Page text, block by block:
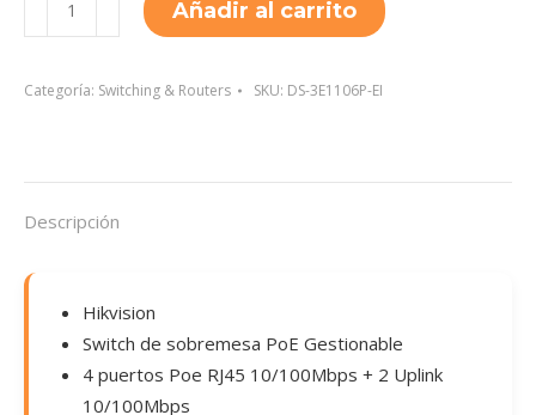
3E1106P-
cantidad
Añadir al carrito
Categoría: Switching & Routers SKU: DS-3E1106P-EI
Descripción
Hikvision
Switch de sobremesa PoE Gestionable
4 puertos Poe RJ45 10/100Mbps + 2 Uplink
10/100Mbps